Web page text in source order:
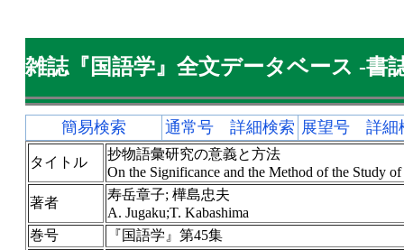
雑誌『国語学』全文データベース -書
簡易検索 通常号 詳細検索 展望号 詳細
タイトル
抄物語彙研究の意義と方法
On the Significance and the Method of the Study
著者
寿岳章子; 樺島忠夫
A. Jugaku;T. Kabashima
巻号
『国語学』第45集